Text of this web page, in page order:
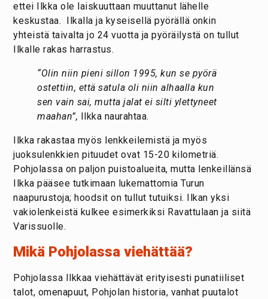
ettei Ilkka ole laiskuuttaan muuttanut lähelle
keskustaa. Ilkalla ja kyseisellä pyörällä onkin
yhteistä taivalta jo 24 vuotta ja pyöräilystä on tullut
Ilkalle rakas harrastus.
“Olin niin pieni sillon 1995, kun se pyörä
ostettiin, että satula oli niin alhaalla kun
sen vain sai, mutta jalat ei silti ylettyneet
maahan”, Ilkka naurahtaa.
Ilkka rakastaa myös lenkkeilemistä ja myös
juoksulenkkien pituudet ovat 15-20 kilometriä.
Pohjolassa on paljon puistoalueita, mutta lenkeillänsä
Ilkka pääsee tutkimaan lukemattomia Turun
naapurustoja; hoodsit on tullut tutuiksi. Ilkan yksi
vakiolenkeistä kulkee esimerkiksi Ravattulaan ja siitä
Varissuolle.
Mikä Pohjolassa viehättää?
Pohjolassa Ilkkaa viehättävät erityisesti punatiiliset
talot, omenapuut, Pohjolan historia, vanhat puutalot